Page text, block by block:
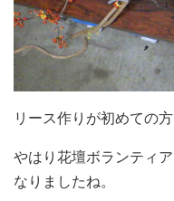
リース作りが初めての
やはり花壇ボランティ
なりましたね。